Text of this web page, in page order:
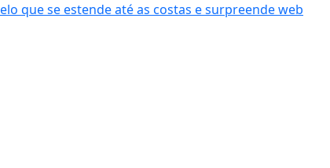
que se estende até as costas e surpreende web